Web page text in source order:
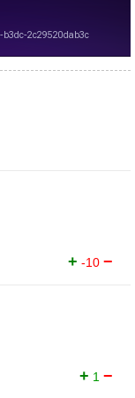
+ -10 −
+ 1 −